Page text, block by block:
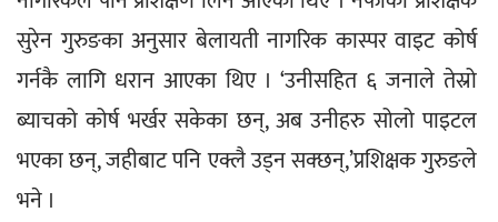
सुरेन गुरुङका अनुसार बेलायती नागरिक कास्पर वाइट कोर्ष
गर्नकै लागि धरान आएका थिए । ‘उनीसहित ६ जनाले तेस्रो
ब्याचको कोर्ष भर्खर सकेका छन्, अब उनीहरु सोलो पाइटल
भएका छन्, जहीबाट पनि एक्लै उड्न सक्छन्,’प्रशिक्षक गुरुङले
भने ।